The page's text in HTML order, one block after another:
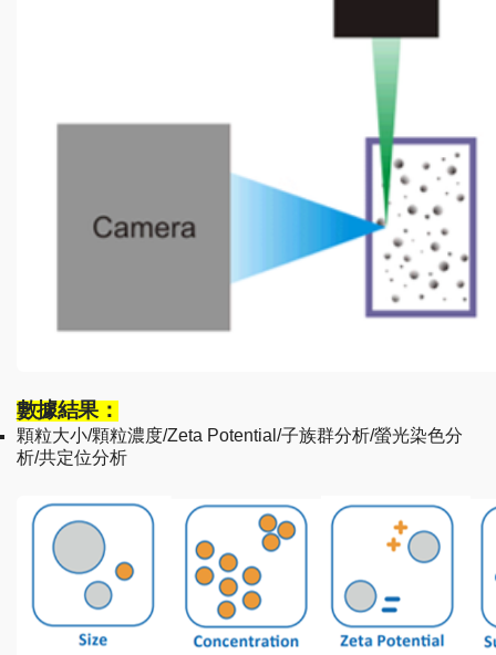
數據結果：
顆粒大小/顆粒濃度/Zeta Potential/子族群分析/螢光染色分
析/共定位分析